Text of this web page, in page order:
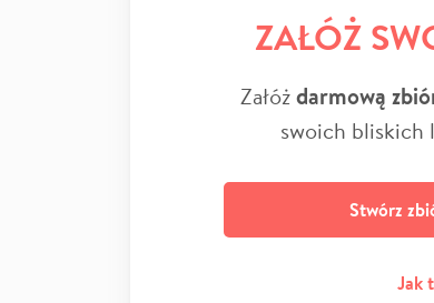
ZAŁÓŻ
Załóżdarmową
swoich bliskich
Stwórz
Jak